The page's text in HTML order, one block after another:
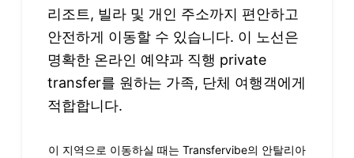
리조트, 빌라 및 개인 주소까지 편안하고
안전하게 이동할 수 있습니다. 이 노선은
명확한 온라인 예약과 직행 private
transfer를 원하는 가족, 단체 여행객에게
적합합니다.
이 지역으로 이동하실 때는 Transfervibe의 안탈리아